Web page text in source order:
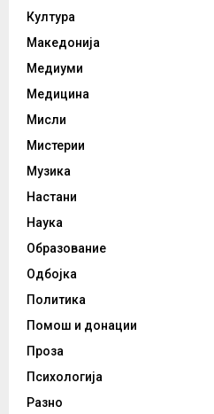
Култура
Македонија
Медиуми
Медицина
Мисли
Мистерии
Музика
Настани
Наука
Образование
Одбојка
Политика
Помош и донации
Проза
Психологија
Разно